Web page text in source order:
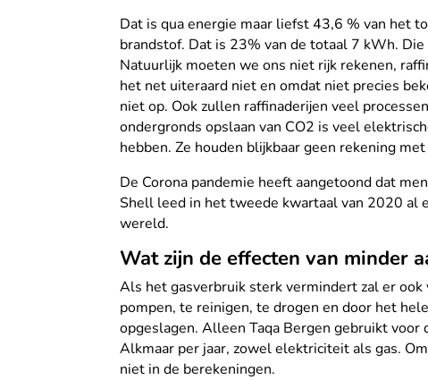
Dat is qua energie maar liefst 43,6 % van het
brandstof. Dat is 23% van de totaal 7 kWh.
Natuurlijk moeten we ons niet rijk rekenen,
het net uiteraard niet en omdat niet precies
niet op. Ook zullen raffinaderijen veel
ondergronds opslaan van CO2 is veel
hebben. Ze houden blijkbaar geen rekening
De Corona pandemie heeft aangetoond dat
Shell leed in het tweede kwartaal van 2020 al
wereld.
Wat zijn de effecten van minder
Als het gasverbruik sterk vermindert zal er
pompen, te reinigen, te drogen en door het
opgeslagen. Alleen Taqa Bergen gebruikt
Alkmaar per jaar, zowel elektriciteit als gas.
niet in de berekeningen.